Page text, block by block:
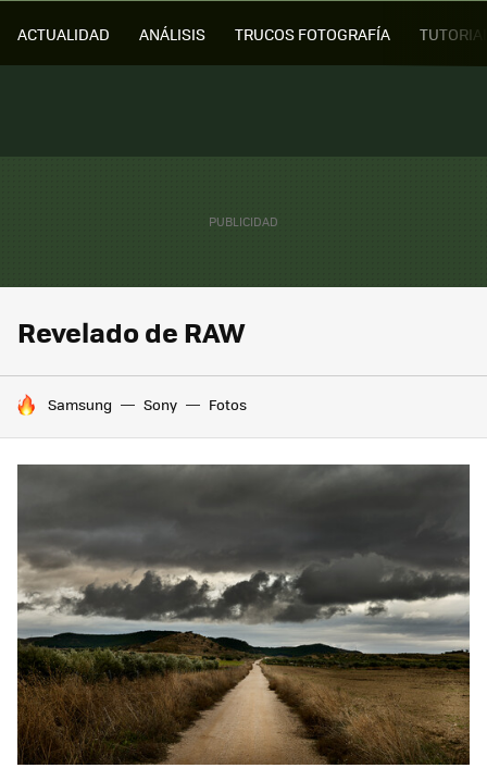
ACTUALIDAD ANÁLISIS TRUCOS FOTOGRAFÍA
Revelado de RAW
HOY SE HABLA DE
Samsung Sony Fotos